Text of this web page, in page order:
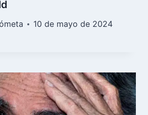
10 de mayo de 2024